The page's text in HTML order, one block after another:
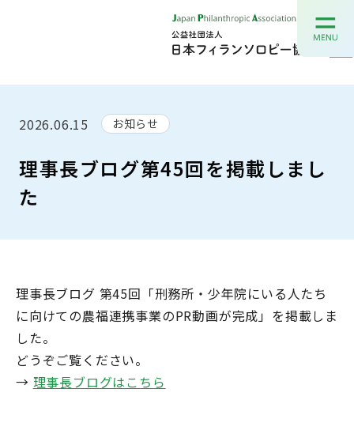
2026.06.15 お知らせ
理事長ブログ第45回を掲載しまし
た
理事長ブログ 第45回「刑務所・少年院にいる人たち
に向けての農福連携事業のPR動画が完成」を掲載しま
した。
どうぞご覧ください。
→ 理事長ブログはこちら